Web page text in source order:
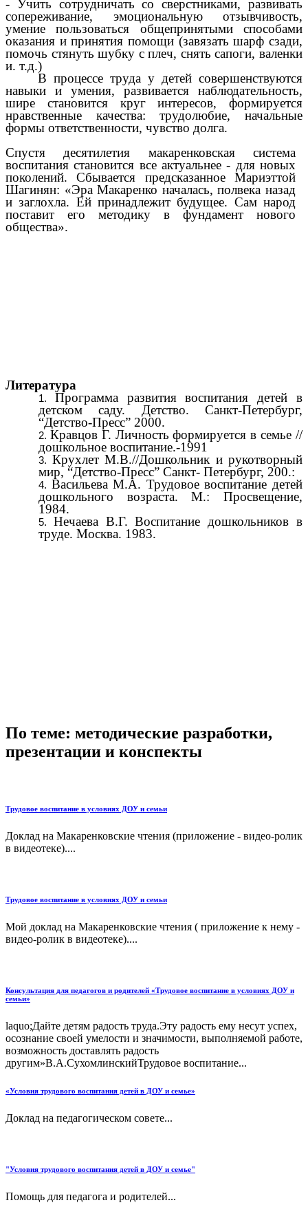
- Учить сотрудничать со сверстниками, развивать
сопереживание, эмоциональную отзывчивость,
умение пользоваться общепринятыми способами
оказания и принятия помощи (завязать шарф сзади,
помочь стянуть шубку с плеч, снять сапоги, валенки
и. т.д.)
В процессе труда у детей совершенствуются
навыки и умения, развивается наблюдательность,
шире становится круг интересов, формируется
нравственные качества: трудолюбие, начальные
формы ответственности, чувство долга.
Спустя десятилетия макаренковская система
воспитания становится все актуальнее - для новых
поколений. Сбывается предсказанное Мариэттой
Шагинян: «Эра Макаренко началась, полвека назад
и заглохла. Ей принадлежит будущее. Сам народ
поставит его методику в фундамент нового
общества».
Литература
Программа развития воспитания детей в
детском саду. Детство. Санкт-Петербург,
“Детство-Пресс” 2000.
Кравцов Г. Личность формируется в семье //
дошкольное воспитание.-1991
Крухлет М.В.//Дошкольник и рукотворный
мир, “Детство-Пресс” Санкт- Петербург, 200.:
Васильева М.А. Трудовое воспитание детей
дошкольного возраста. М.: Просвещение,
1984.
Нечаева В.Г. Воспитание дошкольников в
труде. Москва. 1983.
По теме: методические разработки,
презентации и конспекты
Трудовое воспитание в условиях ДОУ и семьи
Доклад на Макаренковские чтения (приложение - видео-ролик
в видеотеке)....
Трудовое воспитание в условиях ДОУ и семьи
Мой доклад на Макаренковские чтения ( приложение к нему -
видео-ролик в видеотеке)....
Консультация для педагогов и родителей «Трудовое воспитание в условиях ДОУ и
семьи»
laquo;Дайте детям радость труда.Эту радость ему несут успех,
осознание своей умелости и значимости, выполняемой работе,
возможность доставлять радость
другим»В.А.СухомлинскийТрудовое воспитание...
«Условия трудового воспитания детей в ДОУ и семье»
Доклад на педагогическом совете...
"Условия трудового воспитания детей в ДОУ и семье"
Помощь для педагога и родителей...